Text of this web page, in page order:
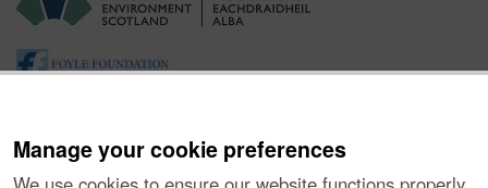
Manage your cookie preferences